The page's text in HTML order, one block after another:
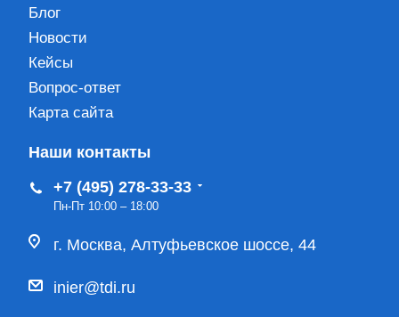
Блог
Новости
Кейсы
Вопрос-ответ
Карта сайта
Наши контакты
+7 (495) 278-33-33
Пн-Пт 10:00 – 18:00
г. Москва, Алтуфьевское шоссе, 44
inier@tdi.ru